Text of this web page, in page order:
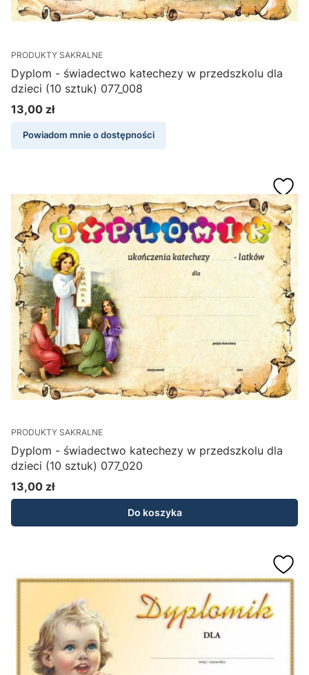
PRODUKTY SAKRALNE
Dyplom - świadectwo katechezy w przedszkolu dla
dzieci (10 sztuk) 077_008
Cena
13,00 zł
Powiadom mnie o dostępności
PRODUKTY SAKRALNE
Dyplom - świadectwo katechezy w przedszkolu dla
dzieci (10 sztuk) 077_020
Cena
13,00 zł
Do koszyka